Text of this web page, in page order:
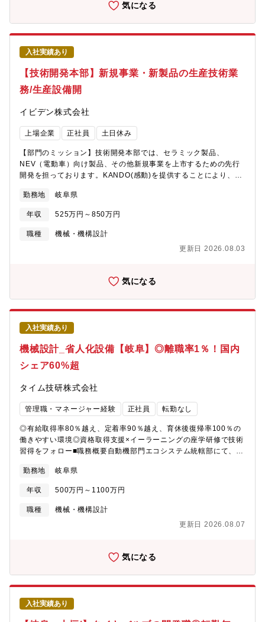
気になる
入社実績あり
【技術開発本部】新規事業・新製品の生産技術業
務/生産設備開
イビデン株式会社
上場企業 正社員 土日休み
【部門のミッション】技術開発本部では、セラミック製品、
NEV（電動車）向け製品、その他新規事業を上市するための先行
開発を担っております。KANDO(感動)を提供することにより、新
売上を目指しています。モノづくり支援部では工法開発から設備
開発まで先行開発から量産移行期の生産技術業務を広く担ってい
ます。先行開発から量産移行期の生産技術業務を広く担っていま
す。【業務内容】量産前パイロットラインならびに量産移行ライ
導入まで（構想設計、詳細設計、発注、組立、検証）広く担当い
けることが可能です。1G：新規製品の量産ライン立ち上げを担当
量産ラインのおける設備、プロセス、電気、システム不具合改修
や自掛りでの設備開発2G：検証機～パイロット機を担当工法調
査、工法開発、生産性改善、品質改善など新規プロセス開発メー
カー調査、新規技術調査、設備設計/仕様書作成、試験機立上げな
ど新規設備開発中国拠点や中国の設備メーカーの方とのやり取り
があり、中国語スキルを生かしていただくことも可能です。【配
属部門】技術開発本部 ものづくり支援部 生産技術１G（52
名）もしくは生産技術２G（30名）【業務の魅力】・まだ世に出
せるのではなく、0からものづくりに携わることができます。・自
由な発想で幅広い業務に携わることが可能です。担当製品が多岐
にわたることに加え、技術開発本部は、要素技術開発/設計から量
産まで一貫して行っています。・技術開発本部は仕事自掛技術が
強みであり、自身で設計して、自身で組立までおこなうことがで
きます。【採用背景】開発テーマが増加しており、組織強化のた
めの採用となります。
勤務地 岐阜県
年収 525万円～850万円
職種
機械・機構設計
更新日 2026.08.03
気になる
入社実績あり
機械設計_省人化設備【岐阜】◎離職率1％！国内
シェア60%超
タイム技研株式会社
管理職・マネージャー経験 正社員 転勤なし
◎有給取得率80％越え、定着率90％越え、育休後復帰率100％の
働きやすい環境◎資格取得支援×イーラーニングの座学研修で技術
習得をフォロー■職務概要自動機部門エコシステム統轄部にて、省
る業務は、調整いたしますのでご安心ください。・担当顧客との
仕様打合せ・必要性能、機能を踏まえた構想設計・電気担当、工
場、協力会社との連携、調整業務・詳細図面作成・必要に応じ
て、組立・試運転フォロー■募集背景・社内での省人化設備内製化
ます。・既にたくさんのお客様からお声がけをいただいており、
の一例https://www.time-eng.co.jp/product/automation/組み立
て、ネジ締め、ラベル印字貼付、部品供給、計量、画像検査など■
働く環境働く社員が楽しく、長く、健康で働くために様々な手当
を制度化しています。社員同士のコミュニケーションも盛んで、
長期的に就業する社員が多いです。◎定着率92％◎産休・育休取
得者の職場復帰率100％◎飲み会予算の会社負担（5,000円まで）
◎年間約40のイベント（自由参加／社員発案・企画）◎子育てを
勤務地 岐阜県
年収 500万円～1100万円
職種
機械・機構設計
更新日 2026.08.07
気になる
入社実績あり